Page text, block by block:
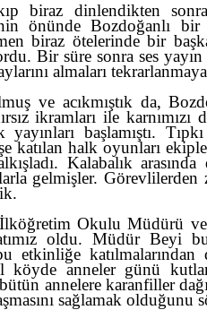
biraz dinlendikten
önünde Bozdoğanlı
biraz ötelerinde bir
Bir süre sonra ses yayın
almaları
ve acıkmıştık da,
ikramları ile
yayınları başlamıştı.
katılan halk oyunları
Kalabalık
gelmişler.
Okulu Müdürü
oldu. Müdür Beyi
etkinliğe katılmalarından
anneler günü
annelere karanfiller
sağlamak olduğunu